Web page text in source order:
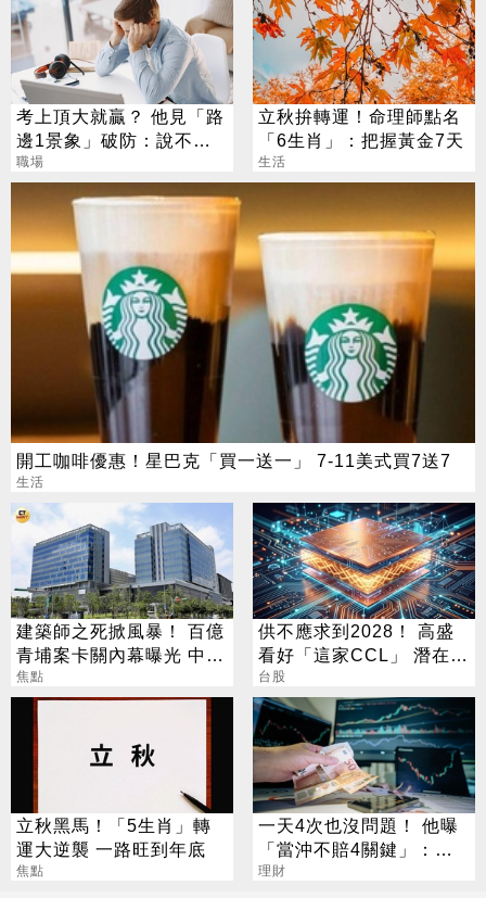
考上頂大就贏？ 他見「路
邊1景象」破防：說不清
的挫敗感
職場
立秋拚轉運！命理師點名
「6生肖」：把握黃金7天
生活
開工咖啡優惠！星巴克「買一送一」 7-11美式買7送7
生活
建築師之死掀風暴！ 百億
青埔案卡關內幕曝光 中
央、地方互踢皮球
焦點
供不應求到2028！ 高盛
看好「這家CCL」 潛在漲
幅171%
台股
立秋黑馬！「5生肖」轉
運大逆襲 一路旺到年底
焦點
一天4次也沒問題！ 他曝
「當沖不賠4關鍵」：要
賺很容易
理財